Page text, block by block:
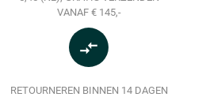
VANAF € 145,-
compare_arrows
RETOURNEREN BINNEN 14 DAGEN